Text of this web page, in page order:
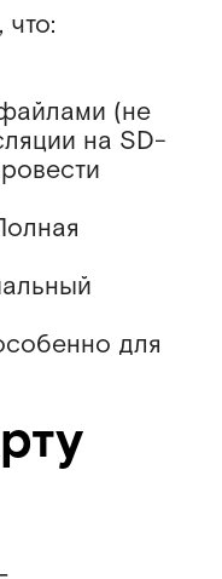
(не
на SD-
для